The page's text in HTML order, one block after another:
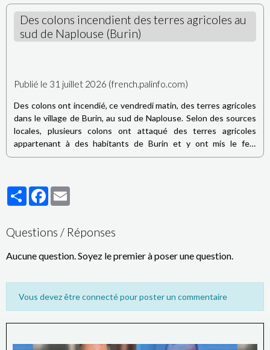
Des colons incendient des terres agricoles au
sud de Naplouse (Burin)
Publié le 31 juillet 2026 (french.palinfo.com)
Des colons ont incendié, ce vendredi matin, des terres agricoles
dans le village de Burin, au sud de Naplouse. Selon des sources
locales, plusieurs colons ont attaqué des terres agricoles
appartenant à des habitants de Burin et y ont mis le feu,
provoquant l’incendie de plusieurs oliviers. Les mêmes sources
maîtriser l’incendie.
PartagerFacebook
Questions / Réponses
Aucune question. Soyez le premier à poser une question.
Vous devez être connecté pour poster un commentaire